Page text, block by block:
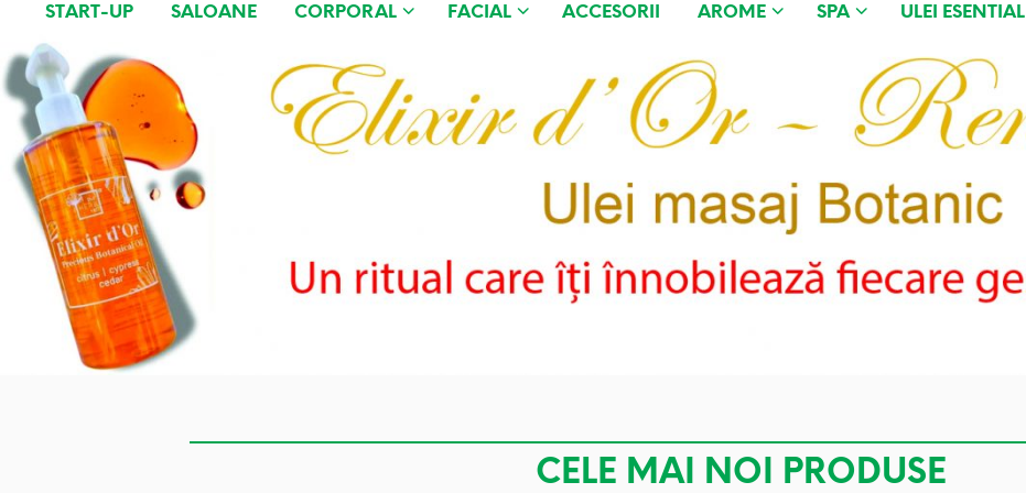
START-UP SALOANE CORPORAL FACIAL ACCESORII AROME SPA ULEI ESENTIAL
CELE MAI NOI PRODUSE